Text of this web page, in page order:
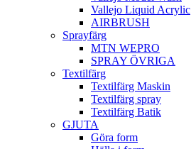
Vallejo Liquid Acrylic
AIRBRUSH
Sprayfärg
MTN WEPRO
SPRAY ÖVRIGA
Textilfärg
Textilfärg Maskin
Textilfärg spray
Textilfärg Batik
GJUTA
Göra form